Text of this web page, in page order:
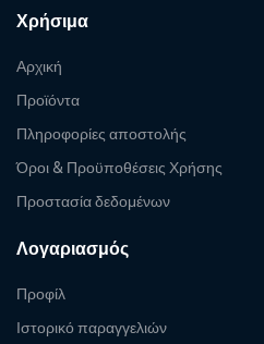
Χρήσιμα
Αρχική
Προϊόντα
Πληροφορίες αποστολής
Όροι & Προϋποθέσεις Χρήσης
Προστασία δεδομένων
Λογαριασμός
Προφίλ
Ιστορικό παραγγελιών